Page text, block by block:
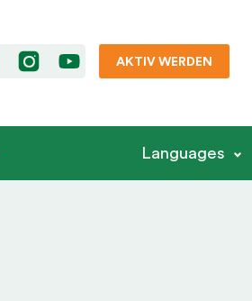
AKTIV WERDEN
Languages